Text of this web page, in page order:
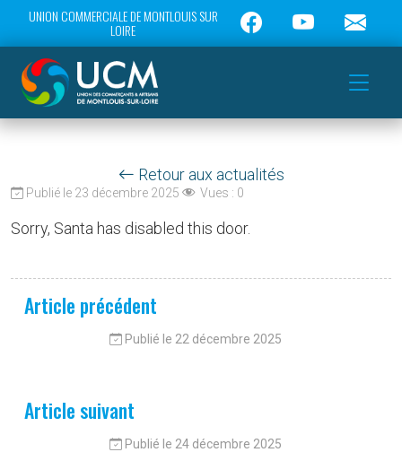
UNION COMMERCIALE DE MONTLOUIS SUR
LOIRE
Retour aux actualités
Publié le 23 décembre 2025 Vues : 0
Sorry, Santa has disabled this door.
Article précédent
Publié le 22 décembre 2025
Article suivant
Publié le 24 décembre 2025